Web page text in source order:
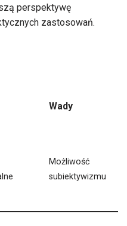
perspektywę
zastosowań.
Wady
Możliwość
subiektywizmu